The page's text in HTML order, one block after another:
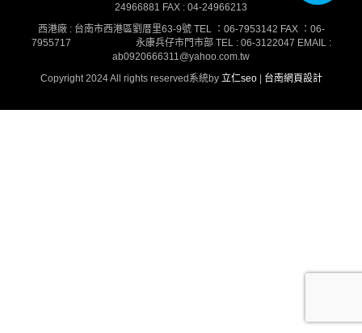
24966881 FAX : 04-24966213
西港廠 : 台南市西港區劉厝里63-9號 TEL ：06-7953142 FAX ：06-
7955717
永康兵仔市門市部 TEL : 06-3122047 EMAIL :
ab0920666311@yahoo.com.tw
Copyright 2024 All rights reserved系統by 立仁seo| 台南網頁設計